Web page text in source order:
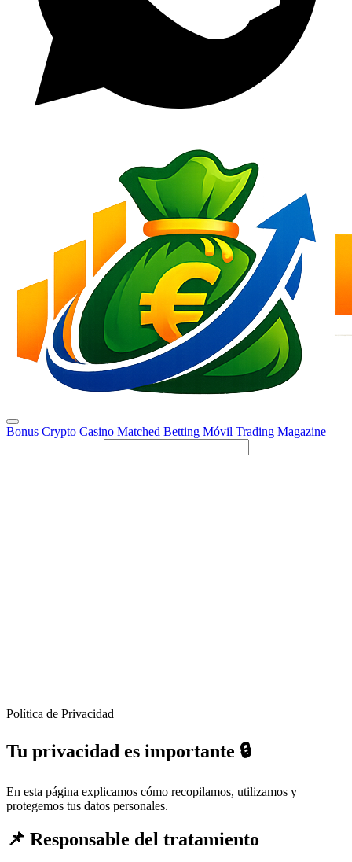
Bonus Crypto Casino Matched Betting Móvil Trading Magazine
Política de Privacidad
Tu privacidad es importante 🔒
En esta página explicamos cómo recopilamos, utilizamos y
protegemos tus datos personales.
📌 Responsable del tratamiento